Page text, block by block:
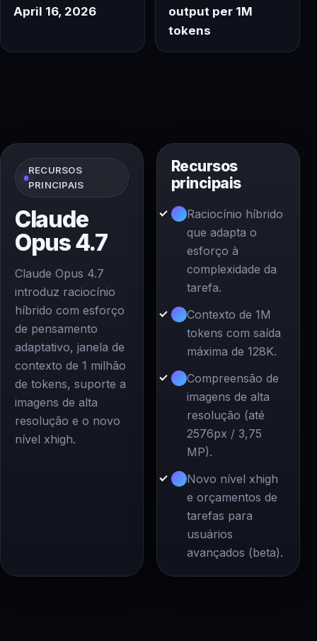
April 16, 2026
output per 1M
tokens
RECURSOS
PRINCIPAIS
Claude
Opus 4.7
Claude Opus 4.7
introduz raciocínio
híbrido com esforço
de pensamento
adaptativo, janela de
contexto de 1 milhão
de tokens, suporte a
imagens de alta
resolução e o novo
nível xhigh.
Recursos
principais
Raciocínio híbrido
que adapta o
esforço à
complexidade da
tarefa.
Contexto de 1M
tokens com saída
máxima de 128K.
Compreensão de
imagens de alta
resolução (até
2576px / 3,75
MP).
Novo nível xhigh
e orçamentos de
tarefas para
usuários
avançados (beta).